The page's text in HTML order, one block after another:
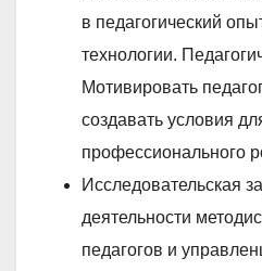
в педагогический
технологии.
Мотивировать
создавать условия
профессионального
Исследовательская
деятельности
педагогов и